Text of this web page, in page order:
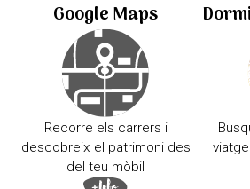
Google Maps
Recorre els carrers i
descobreix el patrimoni des
del teu mòbil